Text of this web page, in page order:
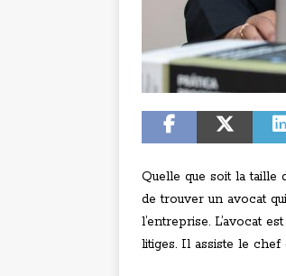
Quelle que soit la taille
de trouver un avocat
l’entreprise. L’avocat
litiges. Il assiste le chef